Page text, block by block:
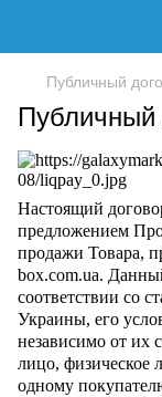
Публичный
Публичный
Настоящий
предложением
продажи Товара,
box.com.ua.
соответствии со
Украины, его
независимо от их
лицо, физическое
одному